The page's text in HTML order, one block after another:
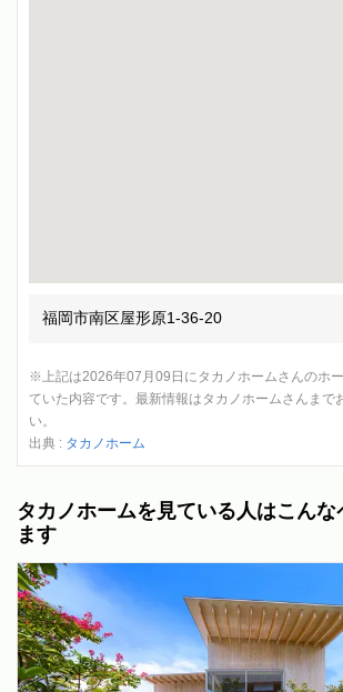
福岡市南区屋形原1-36-20
※上記は2026年07月09日にタカノホームさんのホ
ていた内容です。最新情報はタカノホームさんまで
い。
出典 : タカノホーム
タカノホームを見ている人はこん
ます